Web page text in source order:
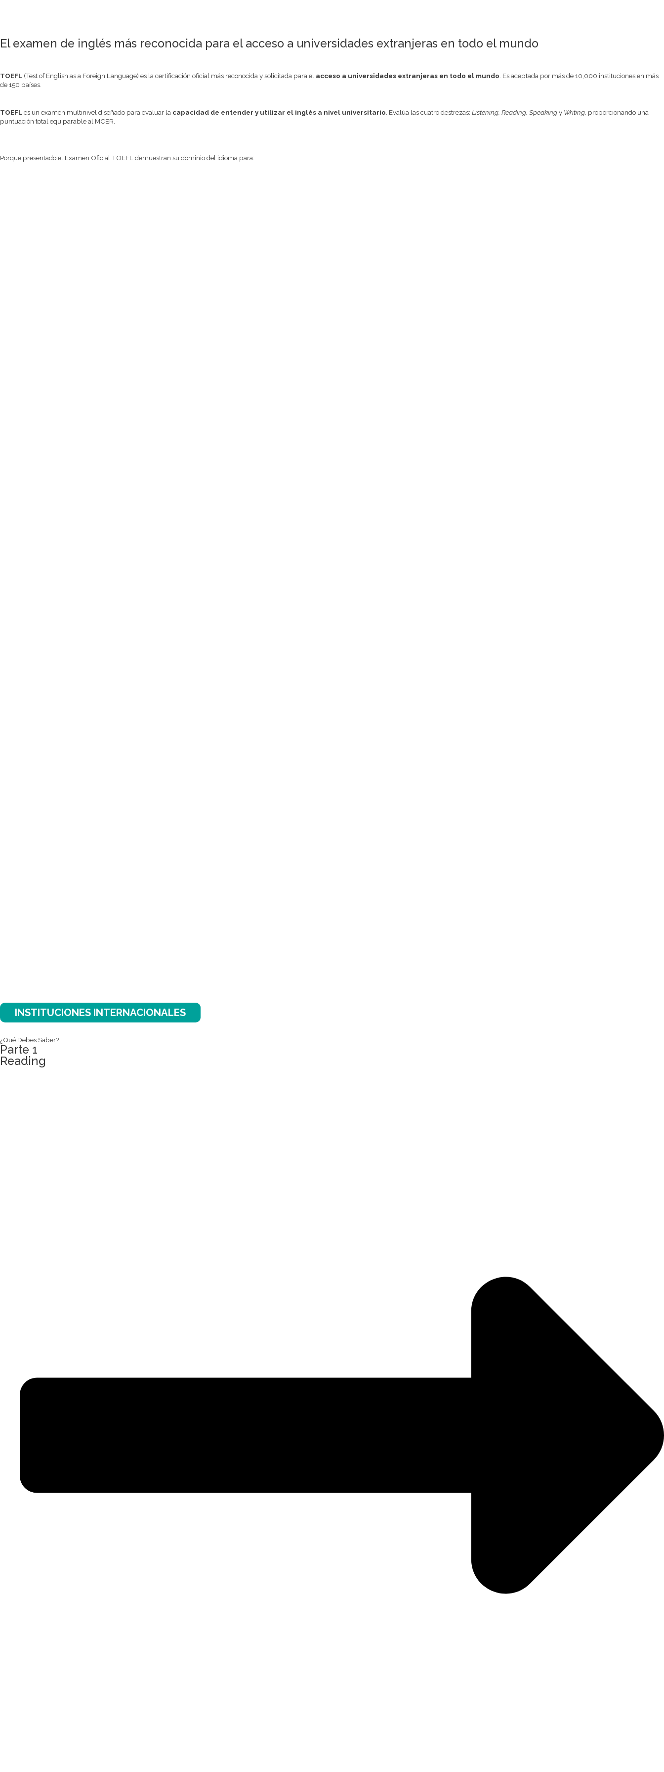
El examen de inglés más reconocida para el acceso a universidades extranjeras en todo el mundo
TOEFL (Test of English as a Foreign Language) es la certificación oficial más reconocida y solicitada para el acceso a universidades extranjeras en todo el mundo . Es aceptada por más de 10,000 instituciones en más
de 150 países.
TOEFLes un examen multinivel diseñado para evaluar la capacidad de entender y utilizar el inglés a nivel universitario . Evalúa las cuatro destrezas: Listening, Reading, Speakingy Writing , proporcionando una
puntuación total equiparable al MCER.
Porque presentado el Examen Oficial TOEFL demuestran su dominio del idioma para:
INSTITUCIONES INTERNACIONALES
¿Qué Debes Saber?
Parte 1
Reading